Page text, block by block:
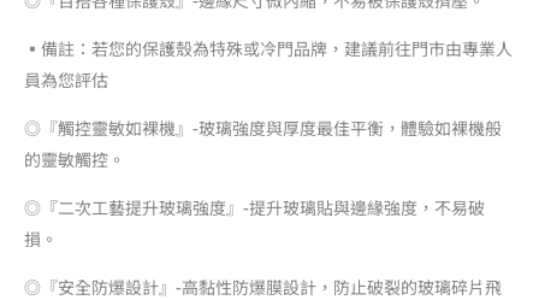
▪️備註：若您的保護殼為特殊或冷門品牌，建議前往門市由專業人
員為您評估
◎『觸控靈敏如裸機』-玻璃強度與厚度最佳平衡，體驗如裸機般
的靈敏觸控。
◎『二次工藝提升玻璃強度』-提升玻璃貼與邊緣強度，不易破
損。
◎『安全防爆設計』-高黏性防爆膜設計，防止破裂的玻璃碎片飛